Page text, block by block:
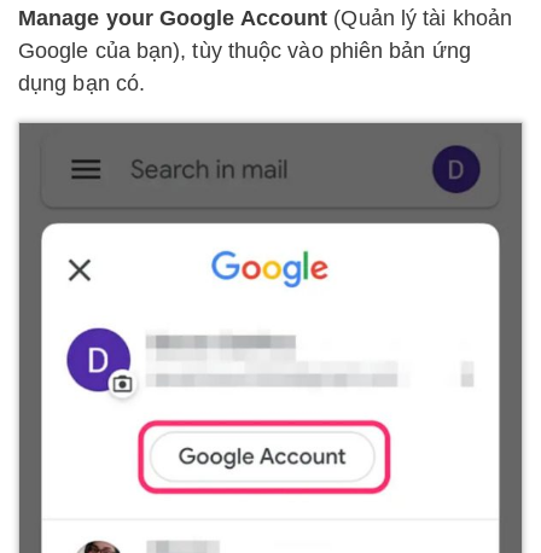
Manage your Google Account (Quản lý tài khoản
Google của bạn), tùy thuộc vào phiên bản ứng
dụng bạn có.